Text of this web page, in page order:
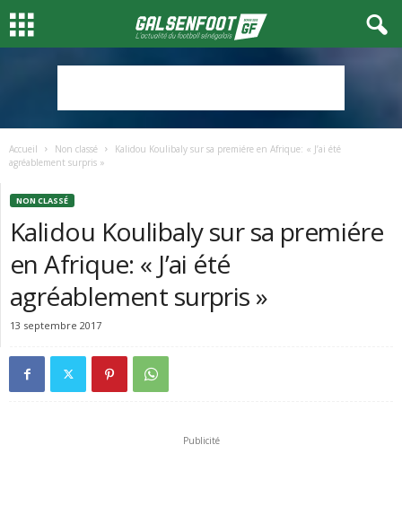
Accueil Non classé
Kalidou Koulibaly sur sa premiére en Afrique: « J’ai été
agréablement surpris »
NON CLASSÉ
Kalidou Koulibaly sur sa premiére
en Afrique: « J’ai été
agréablement surpris »
13 septembre 2017
Publicité